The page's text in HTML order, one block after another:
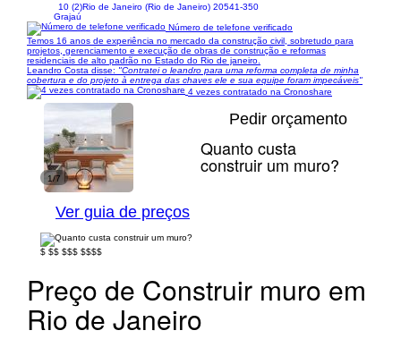
10 (2)Rio de Janeiro (Rio de Janeiro) 20541-350
Grajaú
Número de telefone verificado
Temos 16 anos de experiência no mercado da construção civil, sobretudo para
projetos, gerenciamento e execução de obras de construção e reformas
residenciais de alto padrão no Estado do Rio de janeiro.
Leandro Costa disse: "Contratei o leandro para uma reforma completa de minha
cobertura e do projeto à entrega das chaves ele e sua equipe foram impecáveis"
4 vezes contratado na Cronoshare
1/7
Pedir orçamento
Quanto custa
construir um muro?
Ver guia de preços
$ $$ $$$ $$$$
Preço de Construir muro em
Rio de Janeiro